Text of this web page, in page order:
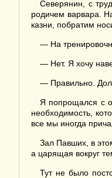
Северянин, с
родичем варвара.
казни, побратим
— На
— Нет. Я хочу
— Правильно.
Я попрощался с
необходимость,
все мы иногда
Зал Павших, в
а царящая вокруг
Тут не было